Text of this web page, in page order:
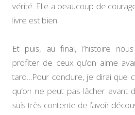
vérité. Elle a beaucoup de
livre est bien.
Et puis, au final, l’histoire
profiter de ceux qu’on aime
tard…Pour conclure, je dirai que
qu’on ne peut pas lâcher avant
suis très contente de l’avoir